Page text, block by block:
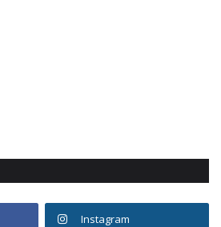
Instagram